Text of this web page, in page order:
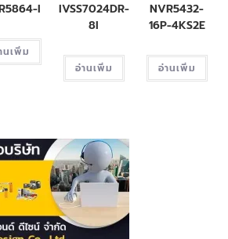
I
นเพิ่ม
IVSS7024DR-
8I
อ่านเพิ่ม
NVR5432-
16P-4KS2E
อ่านเพิ่ม